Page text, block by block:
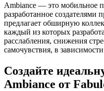
Ambiance — это мобильное
разработанное
предлагает обширную
каждый из которых
расслабления, снижения
самочувствия, в
Создайте
Ambiance от